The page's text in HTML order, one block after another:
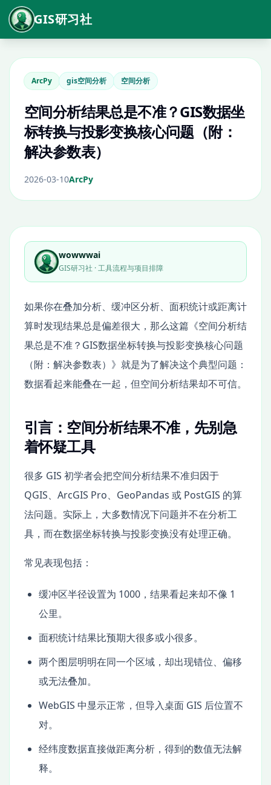
GIS研习社
ArcPy gis空间分析 空间分析
空间分析结果总是不准？GIS数据坐
标转换与投影变换核心问题（附：
解决参数表）
2026-03-10ArcPy
wowwwai
GIS研习社 · 工具流程与项目排障
如果你在叠加分析、缓冲区分析、面积统计或距离计
算时发现结果总是偏差很大，那么这篇《空间分析结
果总是不准？GIS数据坐标转换与投影变换核心问题
（附：解决参数表）》就是为了解决这个典型问题：
数据看起来能叠在一起，但空间分析结果却不可信。
引言：空间分析结果不准，先别急
着怀疑工具
很多 GIS 初学者会把空间分析结果不准归因于
QGIS、ArcGIS Pro、GeoPandas 或 PostGIS 的算
法问题。实际上，大多数情况下问题并不在分析工
具，而在数据坐标转换与投影变换没有处理正确。
常见表现包括：
缓冲区半径设置为 1000，结果看起来却不像 1
公里。
面积统计结果比预期大很多或小很多。
两个图层明明在同一个区域，却出现错位、偏移
或无法叠加。
WebGIS 中显示正常，但导入桌面 GIS 后位置不
对。
经纬度数据直接做距离分析，得到的数值无法解
释。